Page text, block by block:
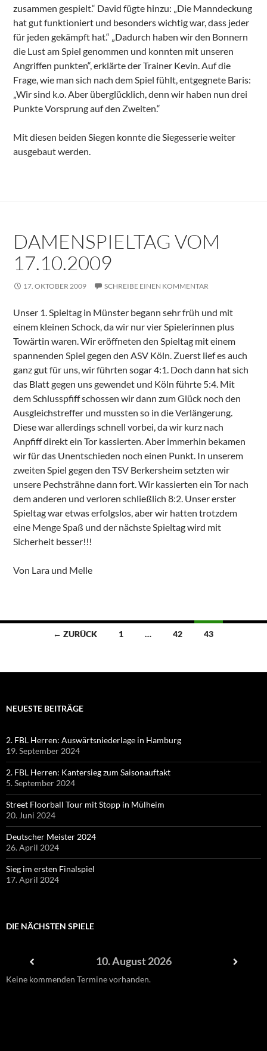
zusammen gespielt.“ David fügte hinzu: „Die Manndeckung
hat gut funktioniert und besonders wichtig war, dass jeder
für jeden gekämpft hat.“ „Dadurch haben wir den Bonnern
die Lust am Spiel genommen und konnten mit unseren
Angriffen punkten“, erklärte der Trainer Kevin. Auf die
Frage, wie man sich nach dem Spiel fühlt, entgegnete Baris:
„Wir sind k.o. Aber überglücklich, denn wir haben nun drei
Punkte Vorsprung auf den Zweiten.“
Mit diesen beiden Siegen konnte die Siegesserie weiter
ausgebaut werden.
DAMENSPIELTAG VOM
17.10.2009
17. OKTOBER 2009 SCHREIBE EINEN KOMMENTAR
Unser 1. Spieltag in Münster begann sehr früh und mit
einem kleinen Schock, da wir nur vier Spielerinnen plus
Towärtin waren. Wir eröffneten den Spieltag mit einem
spannenden Spiel gegen den ASV Köln. Zuerst lief es auch
ganz gut für uns, wir führten sogar 4:1. Doch dann hat sich
das Blatt gegen uns gewendet und Köln führte 5:4. Mit
dem Schlusspfiff schossen wir dann zum Glück noch den
Ausgleichstreffer und mussten so in die Verlängerung.
Diese war allerdings schnell vorbei, da wir kurz nach
Anpfiff direkt ein Tor kassierten. Aber immerhin bekamen
wir für das Unentschieden noch einen Punkt. In unserem
zweiten Spiel gegen den TSV Berkersheim setzten wir
unsere Pechsträhne dann fort. Wir kassierten ein Tor nach
dem anderen und verloren schließlich 8:2. Unser erster
Spieltag war etwas erfolgslos, aber wir hatten trotzdem
eine Menge Spaß und der nächste Spieltag wird mit
Sicherheit besser!!!
Von Lara und Melle
Beitragsnavigation
← ZURÜCK 1 … 42 43
NEUESTE BEITRÄGE
2. FBL Herren: Auswärtsniederlage in Hamburg
19. September 2024
2. FBL Herren: Kantersieg zum Saisonauftakt
5. September 2024
Street Floorball Tour mit Stopp in Mülheim
20. Juni 2024
Deutscher Meister 2024
26. April 2024
Sieg im ersten Finalspiel
17. April 2024
DIE NÄCHSTEN SPIELE
10. August 2026
Keine kommenden Termine vorhanden.